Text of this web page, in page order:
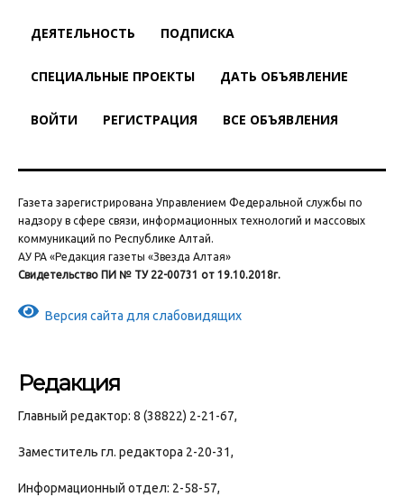
ДЕЯТЕЛЬНОСТЬ ПОДПИСКА
СПЕЦИАЛЬНЫЕ ПРОЕКТЫ ДАТЬ ОБЪЯВЛЕНИЕ
ВОЙТИ РЕГИСТРАЦИЯ ВСЕ ОБЪЯВЛЕНИЯ
Газета зарегистрирована Управлением Федеральной службы по
надзору в сфере связи, информационных технологий и массовых
коммуникаций по Республике Алтай.
АУ РА «Редакция газеты «Звезда Алтая»
Свидетельство ПИ № ТУ 22-00731 от 19.10.2018г.
Версия сайта для слабовидящих
Редакция
Главный редактор: 8 (38822) 2-21-67,
Заместитель гл. редактора 2-20-31,
Информационный отдел: 2-58-57,